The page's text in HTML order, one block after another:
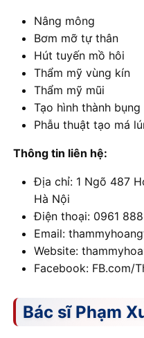
Nâng mông
Bơm mỡ tự thân
Hút tuyến mồ hôi
Thẩm mỹ vùng kín
Thẩm mỹ mũi
Tạo hình thành bụng
Phẫu thuật tạo má
Thông tin liên hệ:
Địa chỉ: 1 Ngõ 487
Hà Nội
Điện thoại: 0961
Email:
Website:
Facebook: FB.com/
Bác sĩ Phạm